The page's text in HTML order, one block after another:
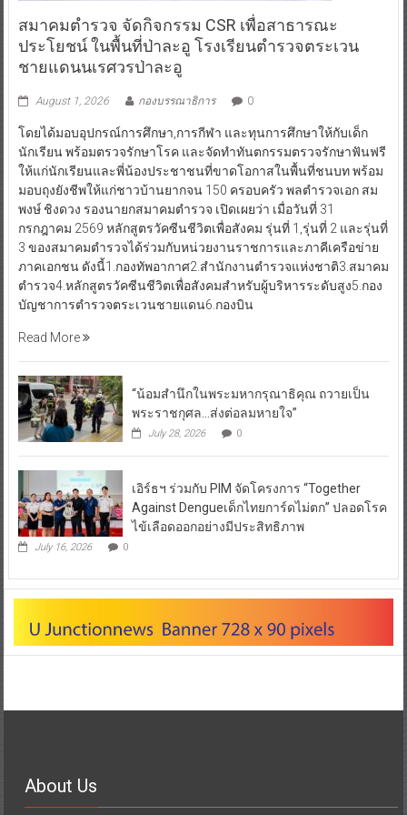
สมาคมตำรวจ จัดกิจกรรม CSR เพื่อสาธารณะ
ประโยชน์ ในพื้นที่ป่าละอู โรงเรียนตำรวจตระเวน
ชายแดนนเรศวรป่าละอู
August 1, 2026 กองบรรณาธิการ 0
โดยได้มอบอุปกรณ์การศึกษา,การกีฬา และทุนการศึกษาให้กับเด็ก
นักเรียน พร้อมตรวจรักษาโรค และจัดทำทันตกรรมตรวจรักษาฟันฟรี
ให้แก่นักเรียนและพี่น้องประชาชนที่ขาดโอกาสในพื้นที่ชนบท พร้อม
มอบถุงยังชีพให้แก่ชาวบ้านยากจน 150 ครอบครัว พลตำรวจเอก สม
พงษ์ ชิงดวง รองนายกสมาคมตำรวจ เปิดเผยว่า เมื่อวันที่ 31
กรกฎาคม 2569 หลักสูตรวัคซีนชีวิตเพื่อสังคม รุ่นที่ 1,รุ่นที่ 2 และรุ่นที่
3 ของสมาคมตำรวจได้ร่วมกับหน่วยงานราชการและภาคีเครือข่าย
ภาคเอกชน ดังนี้1.กองทัพอากาศ2.สำนักงานตำรวจแห่งชาติ3.สมาคม
ตำรวจ4.หลักสูตรวัคซีนชีวิตเพื่อสังคมสำหรับผู้บริหารระดับสูง5.กอง
บัญชาการตำรวจตระเวนชายแดน6.กองบิน
Read More
“น้อมสำนึกในพระมหากรุณาธิคุณ ถวายเป็น
พระราชกุศล…ส่งต่อลมหายใจ”
July 28, 2026 0
เอิร์ธฯ ร่วมกับ PIM จัดโครงการ “Together
Against Dengueเด็กไทยการ์ดไม่ตก” ปลอดโรค
ไข้เลือดออกอย่างมีประสิทธิภาพ
July 16, 2026 0
About Us